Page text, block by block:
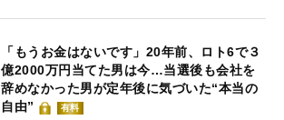
「もうお金はないです」20年前、ロト6で３
億2000万円当てた男は今…当選後も会社を
辞めなかった男が定年後に気づいた“本当の
自由”
有料